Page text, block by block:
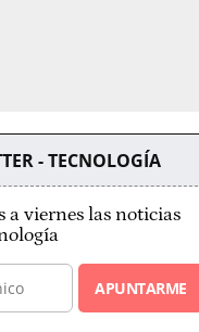
- TECNOLOGÍA
a viernes las noticias
APUNTARME